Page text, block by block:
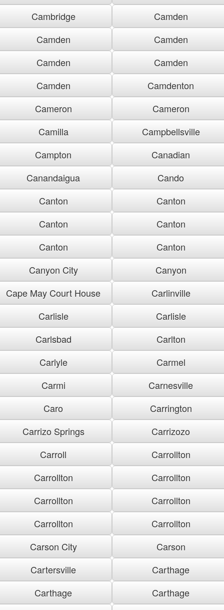
Cambridge
Camden
Camden
Camden
Camden
Camden
Camden
Camdenton
Cameron
Cameron
Camilla
Campbellsville
Campton
Canadian
Canandaigua
Cando
Canton
Canton
Canton
Canton
Canton
Canton
Canyon City
Canyon
Cape May Court House
Carlinville
Carlisle
Carlisle
Carlsbad
Carlton
Carlyle
Carmel
Carmi
Carnesville
Caro
Carrington
Carrizo Springs
Carrizozo
Carroll
Carrollton
Carrollton
Carrollton
Carrollton
Carrollton
Carrollton
Carrollton
Carson City
Carson
Cartersville
Carthage
Carthage
Carthage